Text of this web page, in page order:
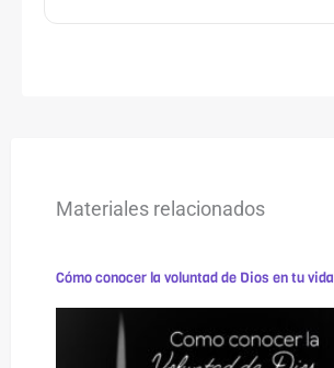
Materiales relacionados
Cómo conocer la voluntad de Dios en tu vida